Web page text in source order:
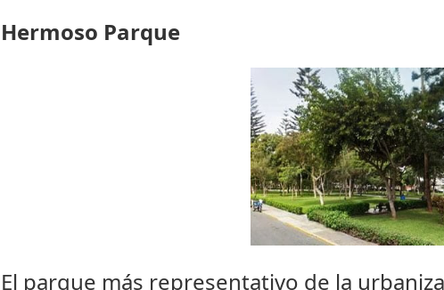
Hermoso Parque
El parque más representativo de la